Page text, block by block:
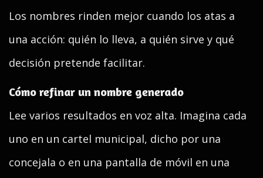
Los nombres rinden mejor cuando los atas a
una acción: quién lo lleva, a quién sirve y qué
decisión pretende facilitar.
Cómo refinar un nombre generado
Lee varios resultados en voz alta. Imagina cada
uno en un cartel municipal, dicho por una
concejala o en una pantalla de móvil en una